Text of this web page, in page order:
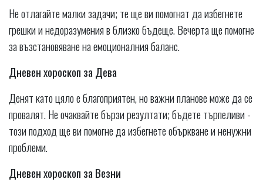
Не отлагайте малки задачи; те ще ви помогнат да избегнете
грешки и недоразумения в близко бъдеще. Вечерта ще помогне
за възстановяване на емоционалния баланс.
Дневен хороскоп за Дева
Денят като цяло е благоприятен, но важни планове може да се
провалят. Не очаквайте бързи резултати; бъдете търпеливи -
този подход ще ви помогне да избегнете объркване и ненужни
проблеми.
Дневен хороскоп за Везни